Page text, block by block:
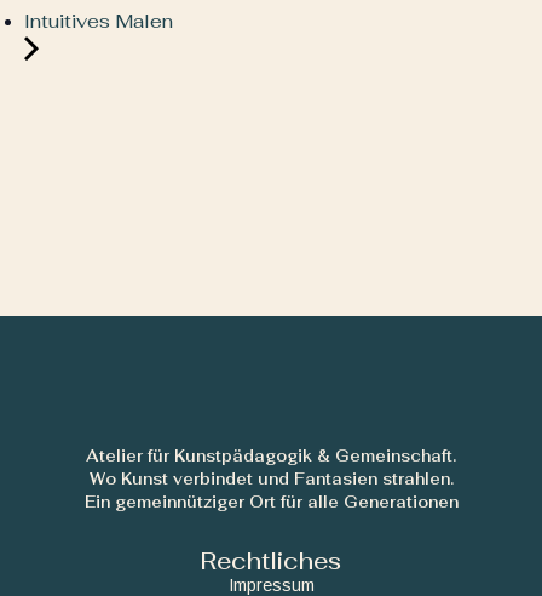
Intuitives Malen
Atelier für Kunstpädagogik & Gemeinschaft.
Wo Kunst verbindet und Fantasien strahlen.
Ein gemeinnütziger Ort für alle Generationen
Rechtliches
Impressum